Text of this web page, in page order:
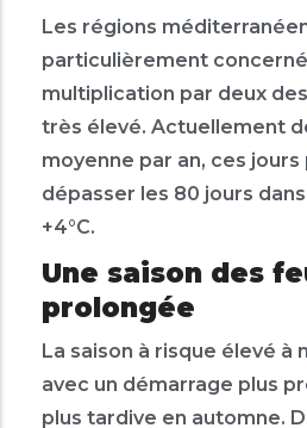
Les régions
particulièrement
multiplication par deux
très élevé. Actuellement
moyenne par an, ces
dépasser les 80 jours
+4°C.
Une saison des
prolongée
La saison à risque élevé à
avec un démarrage plus
plus tardive en automne.